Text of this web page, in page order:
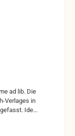
lib. Die
Verlages in
Ideal